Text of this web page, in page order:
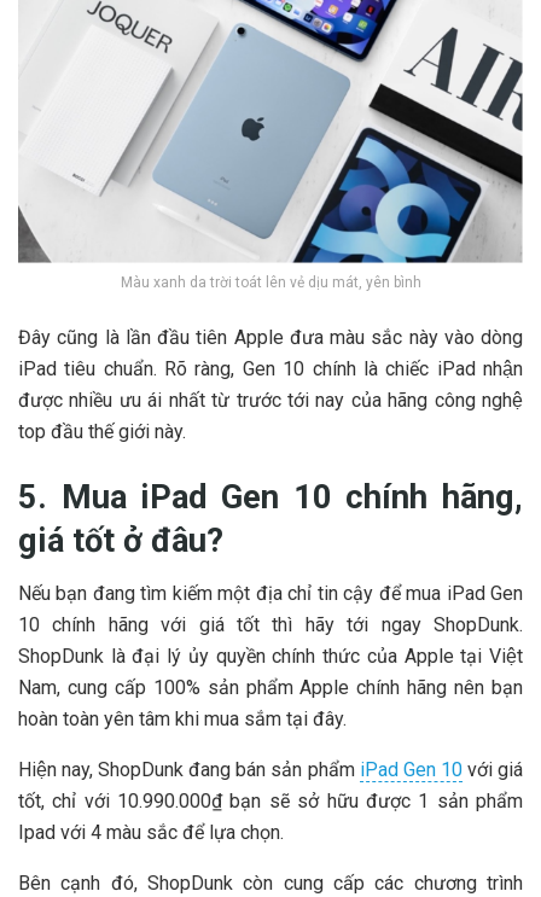
Màu xanh da trời toát lên vẻ dịu mát, yên bình
Đây cũng là lần đầu tiên Apple đưa màu sắc này vào dòng
iPad tiêu chuẩn. Rõ ràng, Gen 10 chính là chiếc iPad nhận
được nhiều ưu ái nhất từ trước tới nay của hãng công nghệ
top đầu thế giới này.
5. Mua iPad Gen 10 chính hãng,
giá tốt ở đâu?
Nếu bạn đang tìm kiếm một địa chỉ tin cậy để mua iPad Gen
10 chính hãng với giá tốt thì hãy tới ngay ShopDunk.
ShopDunk là đại lý ủy quyền chính thức của Apple tại Việt
Nam, cung cấp 100% sản phẩm Apple chính hãng nên bạn
hoàn toàn yên tâm khi mua sắm tại đây.
Hiện nay, ShopDunk đang bán sản phẩm iPad Gen 10với giá
tốt, chỉ với 10.990.000₫ bạn sẽ sở hữu được 1 sản phẩm
Ipad với 4 màu sắc để lựa chọn.
Bên cạnh đó, ShopDunk còn cung cấp các chương trình